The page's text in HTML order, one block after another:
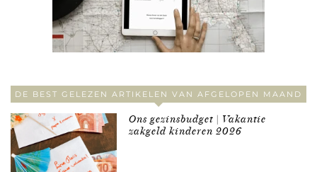
DE BEST GELEZEN ARTIKELEN VAN AFGELOPEN MAAND
Ons gezinsbudget | Vakantie
zakgeld kinderen 2026